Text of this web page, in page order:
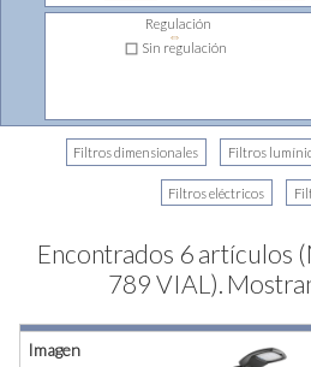
Regulación
⇔
Sin regulación
Encontrados 6 artículos
789 VIAL).